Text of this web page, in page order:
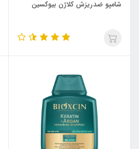
شامپو ضدریزش کلاژن بیوکسین